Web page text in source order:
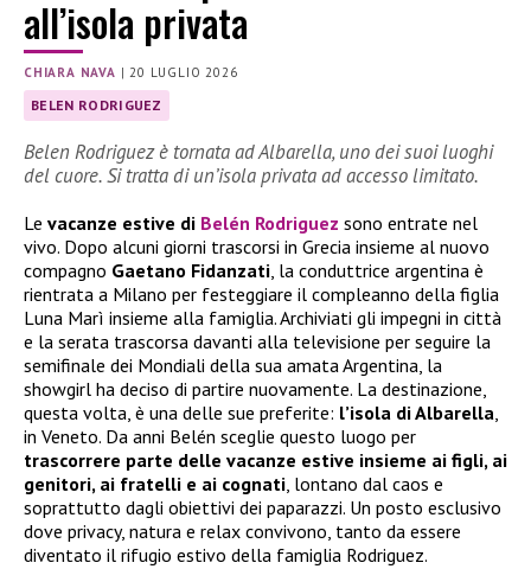
all’isola privata
CHIARA NAVA | 20 LUGLIO 2026
BELEN RODRIGUEZ
Belen Rodriguez è tornata ad Albarella, uno dei suoi luoghi
del cuore. Si tratta di un’isola privata ad accesso limitato.
Le vacanze estive di Belén Rodriguez sono entrate nel
vivo. Dopo alcuni giorni trascorsi in Grecia insieme al nuovo
compagno Gaetano Fidanzati, la conduttrice argentina è
rientrata a Milano per festeggiare il compleanno della figlia
Luna Marì insieme alla famiglia. Archiviati gli impegni in città
e la serata trascorsa davanti alla televisione per seguire la
semifinale dei Mondiali della sua amata Argentina, la
showgirl ha deciso di partire nuovamente. La destinazione,
questa volta, è una delle sue preferite: l’isola di Albarella,
in Veneto. Da anni Belén sceglie questo luogo per
trascorrere parte delle vacanze estive insieme ai figli, ai
genitori, ai fratelli e ai cognati, lontano dal caos e
soprattutto dagli obiettivi dei paparazzi. Un posto esclusivo
dove privacy, natura e relax convivono, tanto da essere
diventato il rifugio estivo della famiglia Rodriguez.